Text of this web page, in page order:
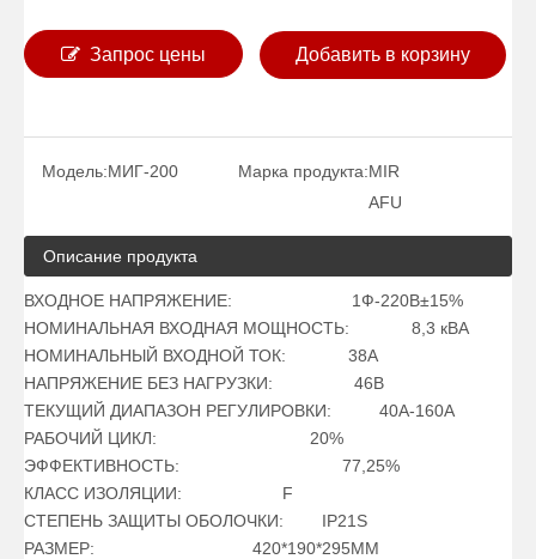
Запрос цены Добавить в корзину
Модель:МИГ-200 Марка продукта:MIR
AFU
Описание продукта
ВХОДНОЕ НАПРЯЖЕНИЕ: 1Ф-220В±15%
НОМИНАЛЬНАЯ ВХОДНАЯ МОЩНОСТЬ: 8,3 кВА
НОМИНАЛЬНЫЙ ВХОДНОЙ ТОК: 38А
НАПРЯЖЕНИЕ БЕЗ НАГРУЗКИ: 46В
ТЕКУЩИЙ ДИАПАЗОН РЕГУЛИРОВКИ: 40А-160А
РАБОЧИЙ ЦИКЛ: 20%
ЭФФЕКТИВНОСТЬ: 77,25%
КЛАСС ИЗОЛЯЦИИ: F
СТЕПЕНЬ ЗАЩИТЫ ОБОЛОЧКИ: IP21S
РАЗМЕР: 420*190*295ММ